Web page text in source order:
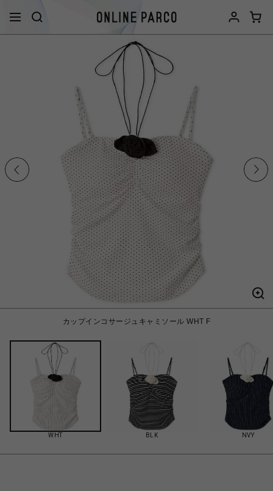
カップインコサージュキャミソール WHT F
WHT BLK NVY